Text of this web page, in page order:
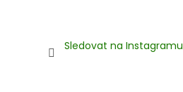
Sledovat na Instagramu